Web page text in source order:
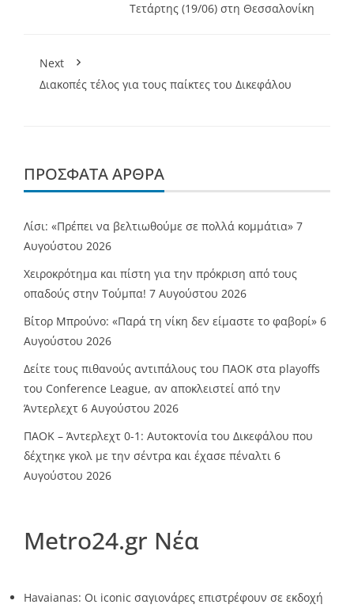
Τετάρτης (19/06) στη Θεσσαλονίκη
Next
Διακοπές τέλος για τους παίκτες του Δικεφάλου
ΠΡΌΣΦΑΤΑ ΆΡΘΡΑ
Λίσι: «Πρέπει να βελτιωθούμε σε πολλά κομμάτια» 7
Αυγούστου 2026
Χειροκρότημα και πίστη για την πρόκριση από τους
οπαδούς στην Τούμπα! 7 Αυγούστου 2026
Βίτορ Μπρούνο: «Παρά τη νίκη δεν είμαστε το φαβορί» 6
Αυγούστου 2026
Δείτε τους πιθανούς αντιπάλους του ΠΑΟΚ στα playoffs
του Conference League, αν αποκλειστεί από την
Άντερλεχτ 6 Αυγούστου 2026
ΠΑΟΚ – Άντερλεχτ 0-1: Αυτοκτονία του Δικεφάλου που
δέχτηκε γκολ με την σέντρα και έχασε πέναλτι 6
Αυγούστου 2026
Metro24.gr Νέα
Havaianas: Οι iconic σαγιονάρες επιστρέφουν σε εκδοχή